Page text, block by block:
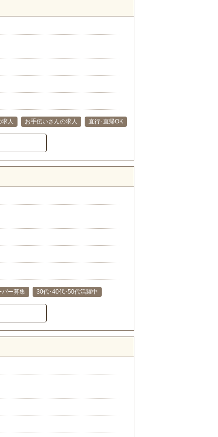
求人 お手伝いさんの求人 直行･直帰OK
パー募集 30代･40代･50代活躍中